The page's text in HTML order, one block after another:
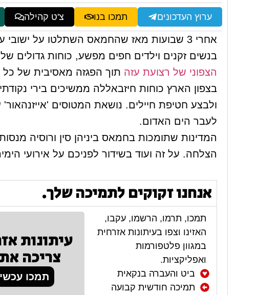
ערוץ העדכונים תמכו בנו צ'ט קהילה
אחרי 3 שבועות מאז שהחמאס השתלטו על
בנשים זקנים וילדים חפים מפשע, כוחות גדולים
הצפוני של רצועת עזה תוך הפגזה מאסיבית של כל
בצפון הארץ כוחות חיזבאללה ממשיכים בירי
ולבצע חטיפת חיילים. נושאת המטוסים
לעבר הים האדום.
המדינות שתומכות בחמאס ביניהן סין ורוסיה
הצלחה. על זה ועוד בשידור לפניכם על אירועי
אנחנו זקוקים לתמיכה שלך.
תמכו, תרמו, הרשמו, עקבו,
האזינו וצפו בעיתונות אזרחית
במגוון פלטפורמות
ואפליקציות.
ביט והעברה בנקאית
תמיכה חודשית קבועה
עיתונות
צריכה
תמכו